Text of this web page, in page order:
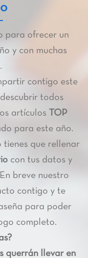
para ofrecer un
y con muchas
contigo este
todos
artículos
TOP
para este año.
tienes que rellenar
con tus datos y
breve nuestro
contigo y te
para poder
completo.
querrán llevar en